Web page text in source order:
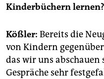
Kinderbüchern lernen?
Kößler: Bereits die
von Kindern
das wir uns
Gespräche sehr